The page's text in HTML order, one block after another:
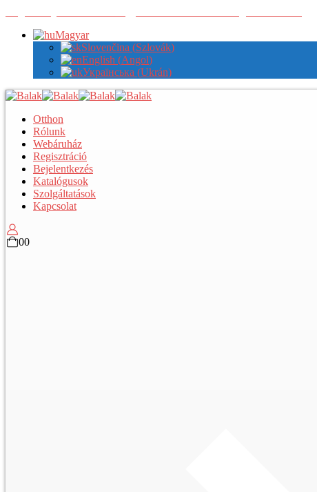
Magyar
Slovenčina (Szlovák)
English (Angol)
Українська (Ukrán)
Otthon
Rólunk
Webáruház
Regisztráció
Bejelentkezés
Katalógusok
Szolgáltatások
Kapcsolat
00